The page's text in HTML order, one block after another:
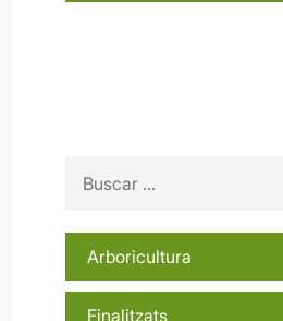
Arboricultura
Finalitzats